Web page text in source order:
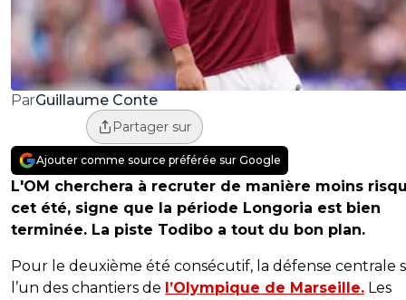
ParGuillaume Conte
Partager sur
Ajouter comme source préférée sur Google
L'OM cherchera à recruter de manière moins
cet été, signe que la période Longoria est bien
terminée. La piste Todibo a tout du bon plan.
Pour le deuxième été consécutif, la défense centrale
l’un des chantiers de l’Olympique de Marseille. Les